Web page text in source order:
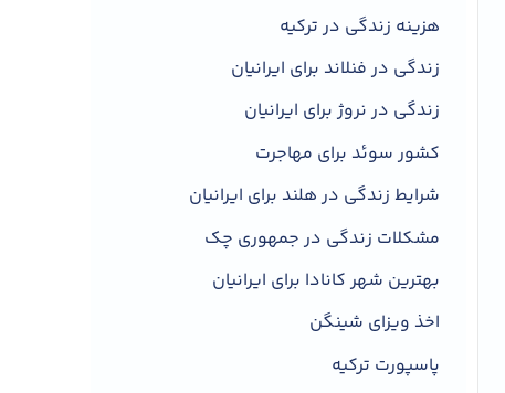
هزینه زندگی در ترکیه
زندگی در فنلاند برای ایرانیان
زندگی در نروژ برای ایرانیان
کشور سوئد برای مهاجرت
شرایط زندگی در هلند برای ایرانیان
مشکلات زندگی در جمهوری چک
بهترین شهر کانادا برای ایرانیان
اخذ ویزای شینگن
پاسپورت ترکیه